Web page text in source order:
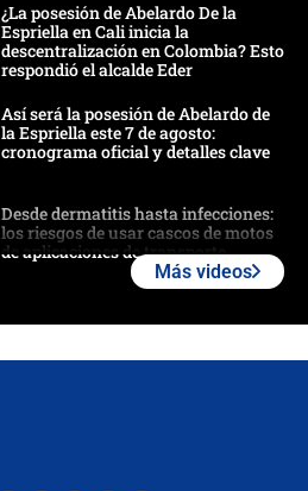
¿La posesión de Abelardo De la
Espriella en Cali inicia la
descentralización en Colombia? Esto
respondió el alcalde Eder
Así será la posesión de Abelardo de
la Espriella este 7 de agosto:
cronograma oficial y detalles clave
Desde dermatitis hasta infecciones:
los riesgos de usar cascos de motos
de aplicaciones de transporte
Más videos